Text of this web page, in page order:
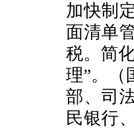
加快制
面清单
税。简
理”。（
部、司
民银行